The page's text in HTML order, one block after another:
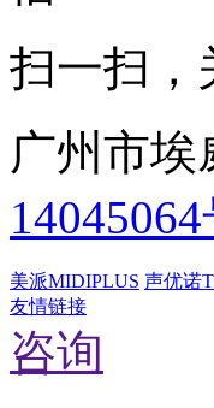
扫一扫，
广州市
美派MIDIPLUS 声优诺
友情链接
咨询